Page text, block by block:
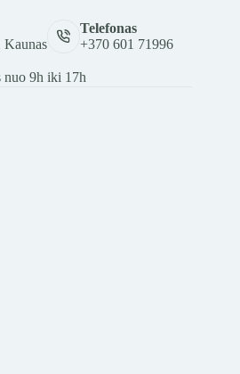
Kaunas
Telefonas
+370 601 71996
nuo 9h iki 17h